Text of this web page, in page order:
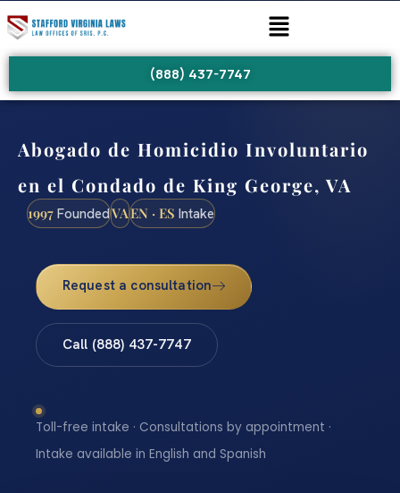
(888) 437-7747
Abogado de Homicidio Involuntario
en el Condado de King George, VA
1997 FoundedVAEN · ES Intake
Request a consultation
Call (888) 437-7747
Toll-free intake · Consultations by appointment ·
Intake available in English and Spanish